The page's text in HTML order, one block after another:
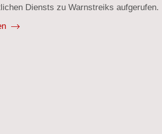
Diensts zu Warnstreiks aufgerufen.